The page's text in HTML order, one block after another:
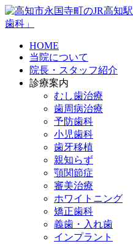
HOME
当院について
院長・スタッフ紹介
診療案内
むし歯治療
歯周病治療
予防歯科
小児歯科
歯牙移植
親知らず
顎関節症
審美治療
ホワイトニング
矯正歯科
義歯・入れ歯
インプラント